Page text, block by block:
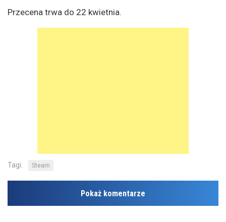
Przecena trwa do 22 kwietnia.
Tagi: Steam
Pokaż komentarze